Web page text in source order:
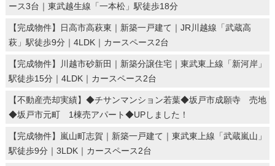
ース3台｜東武越生線「一本松」駅徒歩18分
【完成物件】日高市高萩東｜新築一戸建て｜JR川越線「武蔵高
萩」駅徒歩9分｜4LDK｜カースペース2台
【完成物件】川越市砂新田｜新築分譲住宅｜東武東上線「新河岸」
駅徒歩15分｜4LDK｜カースペース2台
【不動産売却実績】◆チサンマンション若葉◆坂戸市成願寺 売地
◆坂戸市元町 1棟売アパート◆UPしました！
【完成物件】嵐山町志賀｜新築一戸建て｜東武東上線「武蔵嵐山」
駅徒歩9分｜3LDK｜カースペース2台